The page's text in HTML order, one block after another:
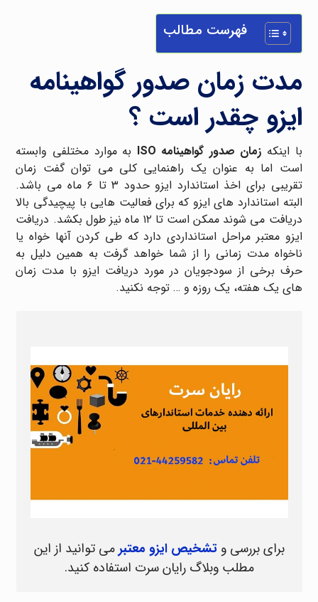
فهرست مطالب
مدت زمان صدور گواهینامه
ایزو چقدر است ؟
با اینکه زمان صدور گواهینامه ISO
به موارد مختلفی وابسته
است اما به عنوان یک راهنمایی کلی می توان گفت زمان
تقریبی برای اخذ استاندارد ایزو حدود ۳ تا ۶ ماه می باشد.
البته استاندارد های ایزو که برای فعالیت هایی با پیچیدگی بالا
دریافت می شوند ممکن است تا ۱۲ ماه نیز طول بکشد. دریافت
ایزو معتبر مراحل استانداردی دارد که طی کردن آنها خواه یا
ناخواه مدت زمانی را از شما خواهد گرفت به همین دلیل به
حرف برخی از سودجویان در مورد دریافت ایزو با مدت زمان
های یک هفته، یک روزه و … توجه نکنید.
برای بررسی وتشخیص ایزو معتبرمی توانید از این
مطلب وبلاگ رایان سرت استفاده کنید.